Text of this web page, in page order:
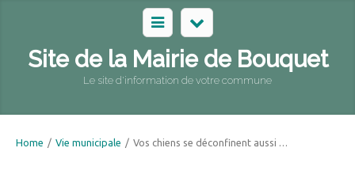
Site de la Mairie de Bouquet
Le site d'information de votre commune
Home / Vie municipale / Vos chiens se déconfinent aussi …